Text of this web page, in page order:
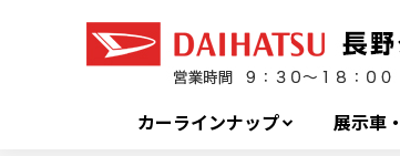
カーラインナップ 展示車